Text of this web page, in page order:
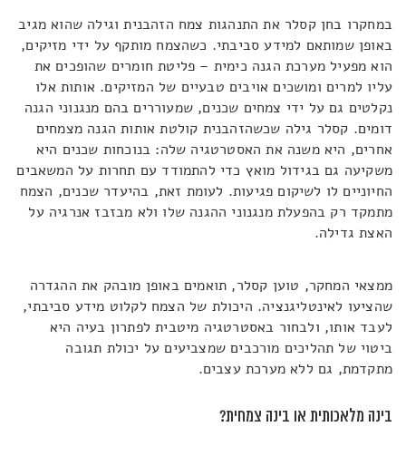
במחקרו בחן קסלר את התנהגות צמח הזהבנית וגילה שהוא מגיב
באופן שמותאם למידע סביבתי. כשהצמח מותקף על ידי מזיקים,
הוא מפעיל מערכת הגנה כימית – פליטת חומרים שהופכים את
עליו למרים ומושכים אויבים טבעיים של המזיקים. אותות אלו
נקלטים גם על ידי צמחים שכנים, שמעוררים בהם מנגנוני הגנה
דומים. קסלר גילה שכשהזהבנית קולטת אותות הגנה מצמחים
אחרים, היא משנה את האסטרטגיה שלה: בנוכחות שכנים היא
משקיעה גם בגידול מואץ כדי להתמודד עם תחרות על המשאבים
החיוניים לו לשיקום פגיעות. לעומת זאת, בהיעדר שכנים, הצמח
מתמקד רק בהפעלת מנגנוני ההגנה שלו ולא מבזבז אנרגיה על
האצת גדילה.
ממצאי המחקר, טוען קסלר, תואמים באופן מובהק את ההגדרה
שהציעו לאינטליגנציה. היכולת של הצמח לקלוט מידע סביבתי,
לעבד אותו, ולבחור באסטרטגיה מיטבית לפתרון בעיה היא
ביטוי של תהליכים מורכבים שמצביעים על יכולת תגובה
מתקדמת, גם ללא מערכת עצבים.
בינה מלאכותית או בינה צמחית?